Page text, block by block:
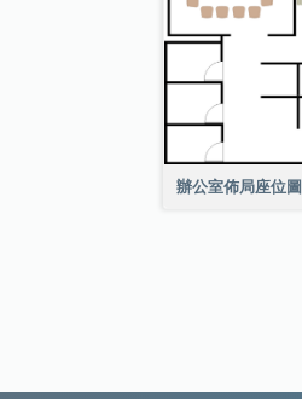
辦公室佈局座位圖